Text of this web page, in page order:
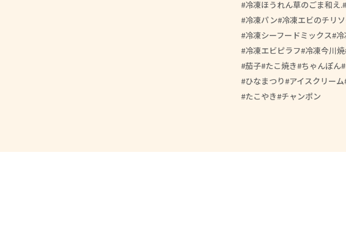
冷凍ほうれん草のごま和え.
冷凍パン 冷凍エビのチリ
冷凍シーフードミックス
冷凍エビピラフ 冷凍今川焼
茄子 たこ焼き ちゃんぽん
ひなまつり アイスクリーム
たこやき チャンポン